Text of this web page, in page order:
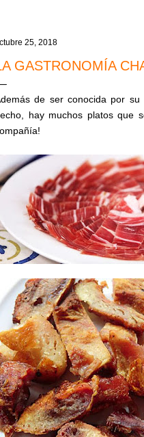
25, 2018
GASTRONOMÍA
de ser conocida por
hay muchos platos que